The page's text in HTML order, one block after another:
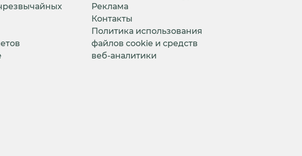
Реклама
Контакты
Политика использования
файлов cookie и средств
веб-аналитики